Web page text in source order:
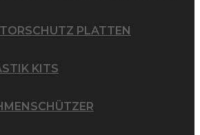
PLATTEN
KITS